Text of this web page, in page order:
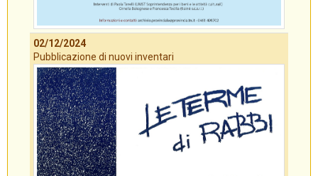
02/12/2024
Pubblicazione di nuovi inventari